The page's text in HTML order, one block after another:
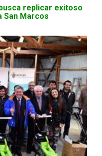
replicar exitoso
San Marcos